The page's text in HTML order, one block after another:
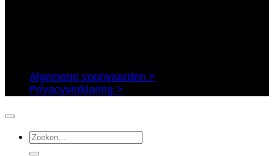
Algemene voorwaarden >
Privacyverklaring >
Zoeken
naar: